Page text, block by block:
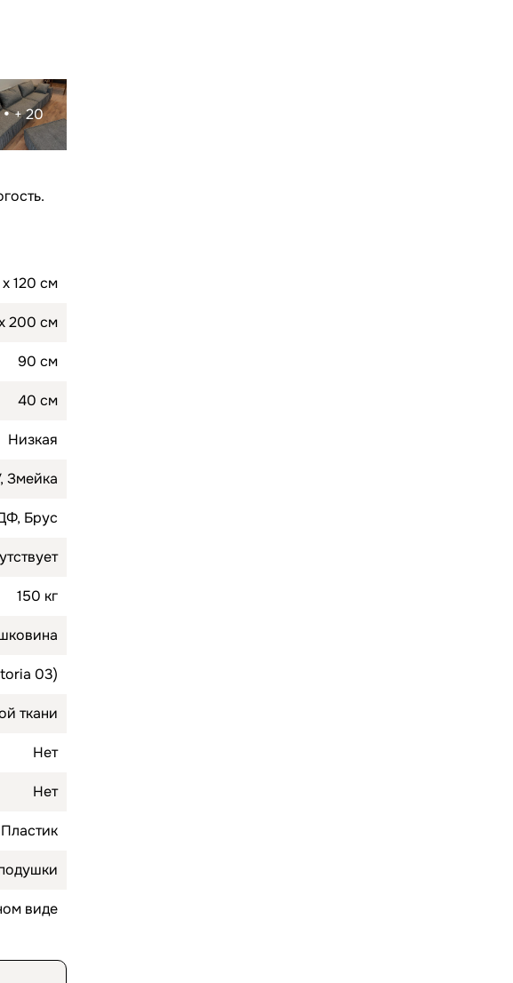
+ 20
120 см
200 см
90 см
40 см
Низкая
Змейка
Брус
150 кг
03)
ткани
Нет
Нет
Пластик
виде